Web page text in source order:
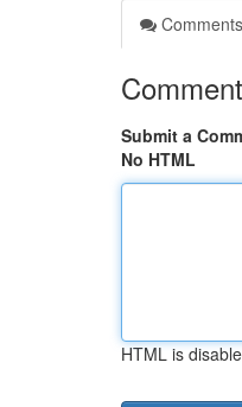
Comments
Submit a
No HTML
HTML is